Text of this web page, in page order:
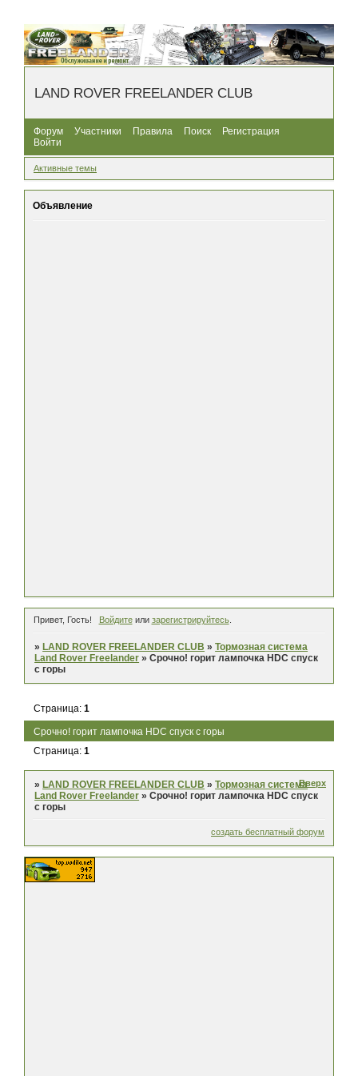
LAND ROVER FREELANDER CLUB
Форум Участники Правила Поиск
Регистрация
Войти
Активные темы
Объявление
Привет, Гость! Войдитеили зарегистрируйтесь.
» LAND ROVER FREELANDER CLUB »Тормозная система
Land Rover Freelander »Срочно! горит лампочка HDC спуск
с горы
Срочно! горит лампочка HDC спуск с горы
Страница:1
Страница:1
»LAND ROVER FREELANDER CLUB »Тормозная система
Land Rover Freelander »Срочно! горит лампочка HDC спуск
с горы
Вверх
создать бесплатный форум